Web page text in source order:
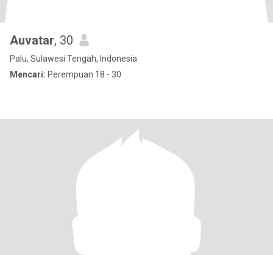
Auvatar, 30
Palu, Sulawesi Tengah, Indonesia
Mencari: Perempuan 18 - 30